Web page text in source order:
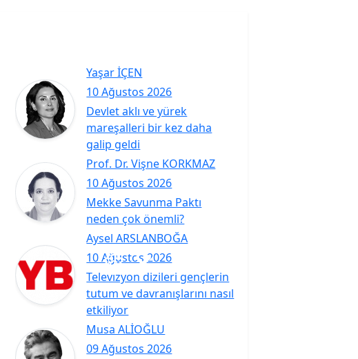
Yaşar İÇEN
10 Ağustos 2026
Devlet aklı ve yürek
mareşalleri bir kez daha
galip geldi
Prof. Dr. Vişne KORKMAZ
10 Ağustos 2026
Mekke Savunma Paktı
neden çok önemli?
Aysel ARSLANBOĞA
10 Ağustos 2026
Televizyon dizileri gençlerin
tutum ve davranışlarını nasıl
etkiliyor
Musa ALİOĞLU
09 Ağustos 2026